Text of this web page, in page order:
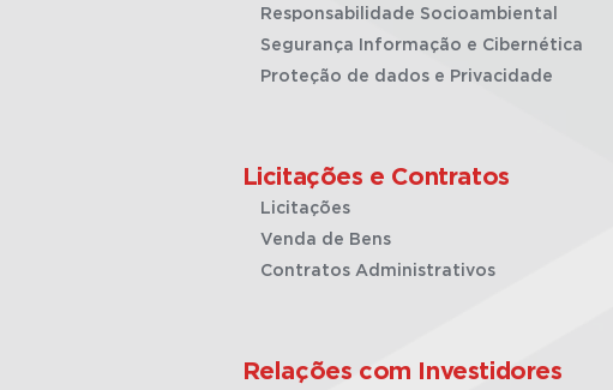
Responsabilidade Socioambiental
Segurança Informação e Cibernética
Proteção de dados e Privacidade
Licitações e Contratos
Licitações
Venda de Bens
Contratos Administrativos
Relações com Investidores